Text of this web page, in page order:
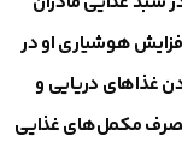
هوشیاری او در
غذاهای دریایی و
مصرف مکمل‌های غذایی